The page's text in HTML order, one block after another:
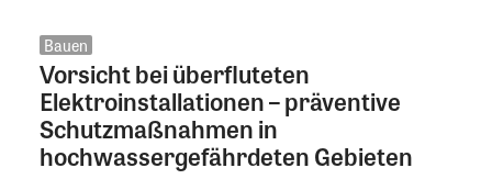
Bauen
Vorsicht bei überfluteten
Elektroinstallationen – präventive
Schutzmaßnahmen in
hochwassergefährdeten Gebieten